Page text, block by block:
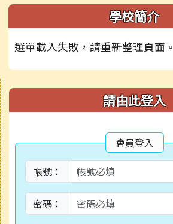
學校簡介
選單載入失敗，請重新整理頁面。
右邊區域內容 請由此登入
會員登入
帳號：
密碼：